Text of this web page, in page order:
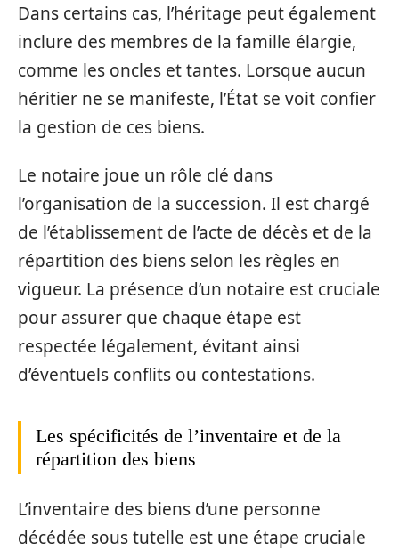
Dans certains cas, l’héritage peut également
inclure des membres de la famille élargie,
comme les oncles et tantes. Lorsque aucun
héritier ne se manifeste, l’État se voit confier
la gestion de ces biens.
Le notaire joue un rôle clé dans
l’organisation de la succession. Il est chargé
de l’établissement de l’acte de décès et de la
répartition des biens selon les règles en
vigueur. La présence d’un notaire est cruciale
pour assurer que chaque étape est
respectée légalement, évitant ainsi
d’éventuels conflits ou contestations.
Les spécificités de l’inventaire et de la
répartition des biens
L’inventaire des biens d’une personne
décédée sous tutelle est une étape cruciale